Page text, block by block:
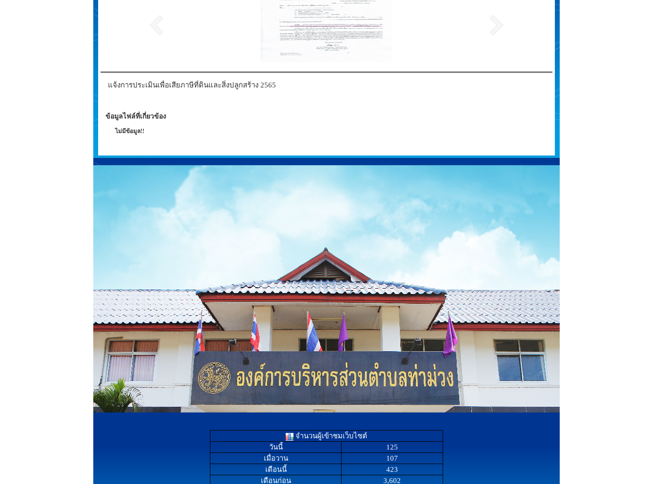
แจ้งการประเมินเพื่อเสียภาษีที่ดินและสิ่งปลูกสร้าง 2565
ข้อมูลไฟล์ที่เกี่ยวข้อง
ไม่มีข้อมูล!!
จำนวนผู้เข้าชมเว็บไซต์
วันนี้
125
เมื่อวาน
107
เดือนนี้
423
เดือนก่อน
3,602